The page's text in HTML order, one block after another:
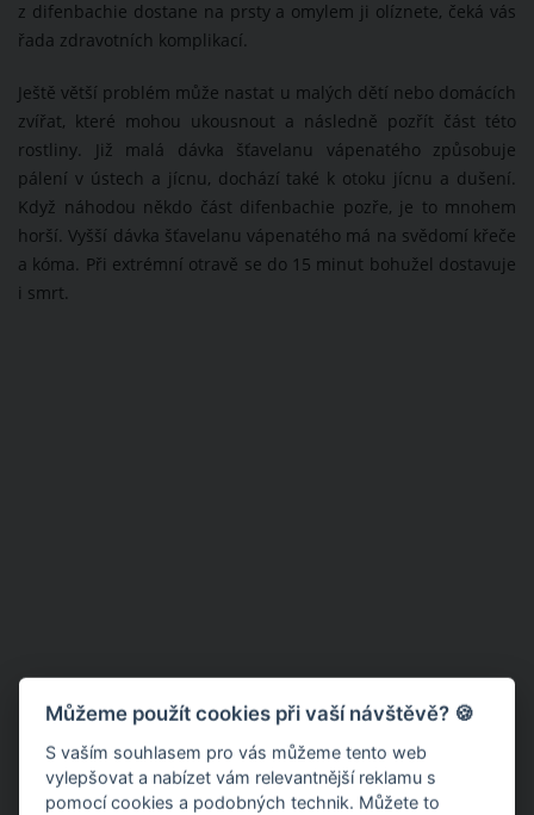
z difenbachie dostane na prsty a omylem ji olíznete, čeká vás
řada zdravotních komplikací.
Ještě větší problém může nastat u malých dětí nebo domácích
zvířat, které mohou ukousnout a následně pozřít část této
rostliny. Již malá dávka šťavelanu vápenatého způsobuje
pálení v ústech a jícnu, dochází také k otoku jícnu a dušení.
Když náhodou někdo část difenbachie pozře, je to mnohem
horší. Vyšší dávka šťavelanu vápenatého má na svědomí křeče
a kóma. Při extrémní otravě se do 15 minut bohužel dostavuje
i smrt.
Můžeme použít cookies při vaší návštěvě? 🍪
S vaším souhlasem pro vás můžeme tento web
vylepšovat a nabízet vám relevantnější reklamu s
pomocí cookies a podobných technik. Můžete to